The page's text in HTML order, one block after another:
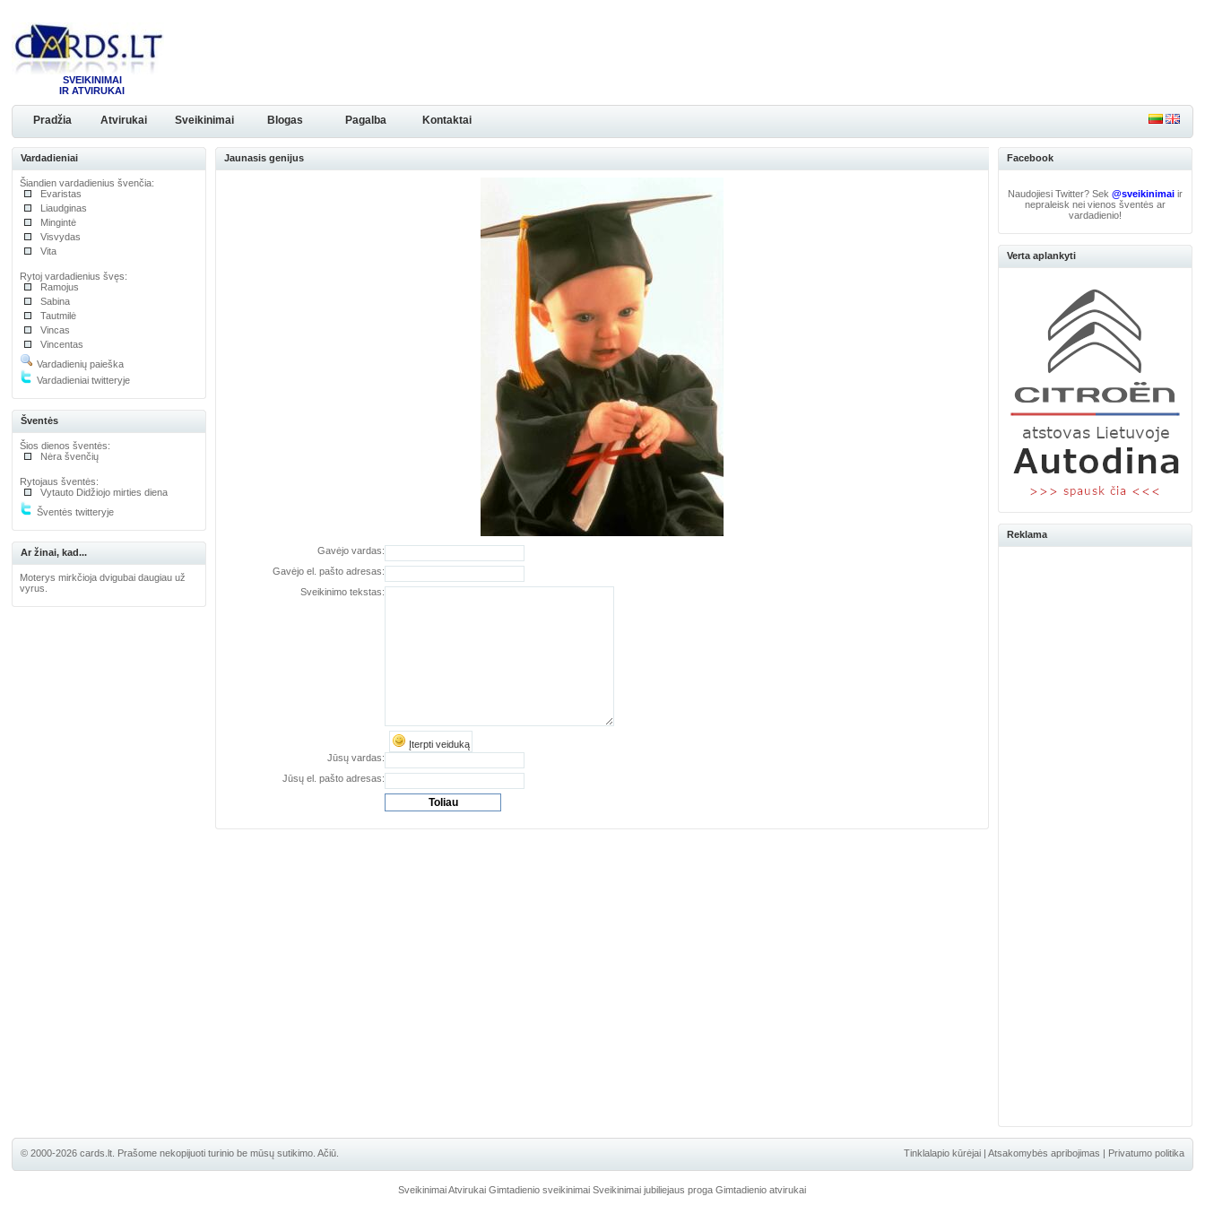
SVEIKINIMAI
IR ATVIRUKAI
Pradžia Atvirukai Sveikinimai Blogas Pagalba Kontaktai
Vardadieniai
Šiandien vardadienius švenčia:
Evaristas
Liaudginas
Mingintė
Visvydas
Vita
Rytoj vardadienius švęs:
Ramojus
Sabina
Tautmilė
Vincas
Vincentas
Vardadienių paieška
Vardadieniai twitteryje
Šventės
Šios dienos šventės:
Nėra švenčių
Rytojaus šventės:
Vytauto Didžiojo mirties diena
Šventės twitteryje
Ar žinai, kad...
Moterys mirkčioja dvigubai daugiau už
vyrus.
Jaunasis genijus
Gavėjo vardas:
Gavėjo el. pašto adresas:
Sveikinimo tekstas:
Įterpti veiduką
Jūsų vardas:
Jūsų el. pašto adresas:
Facebook
Naudojiesi Twitter? Sek@sveikinimai ir
nepraleisk nei vienos šventės ar
vardadienio!
Verta aplankyti
Reklama
Tinklalapio kūrėjai| Atsakomybės apribojimas | Privatumo politika
© 2000-2026 cards.lt. Prašome nekopijuoti turinio be mūsų sutikimo. Ačiū.
Sveikinimai Atvirukai Gimtadienio sveikinimai Sveikinimai jubiliejaus proga Gimtadienio atvirukai